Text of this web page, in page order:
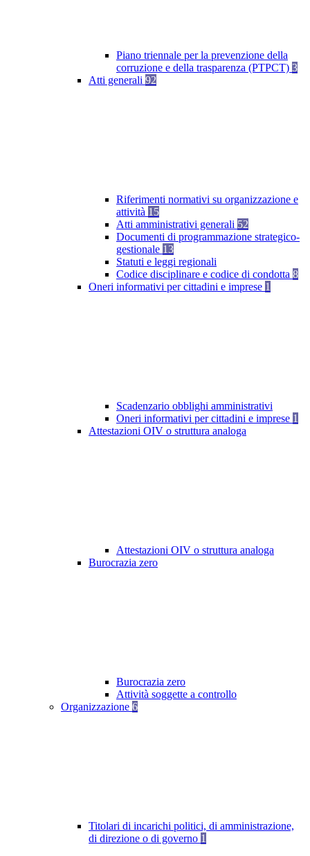
Piano triennale per la prevenzione della
corruzione e della trasparenza (PTPCT) 3
Atti generali 92
Riferimenti normativi su organizzazione e
attività 15
Atti amministrativi generali 52
Documenti di programmazione strategico-
gestionale 13
Statuti e leggi regionali
Codice disciplinare e codice di condotta 8
Oneri informativi per cittadini e imprese 1
Scadenzario obblighi amministrativi
Oneri informativi per cittadini e imprese 1
Attestazioni OIV o struttura analoga
Attestazioni OIV o struttura analoga
Burocrazia zero
Burocrazia zero
Attività soggette a controllo
Organizzazione 6
Titolari di incarichi politici, di amministrazione,
di direzione o di governo 1